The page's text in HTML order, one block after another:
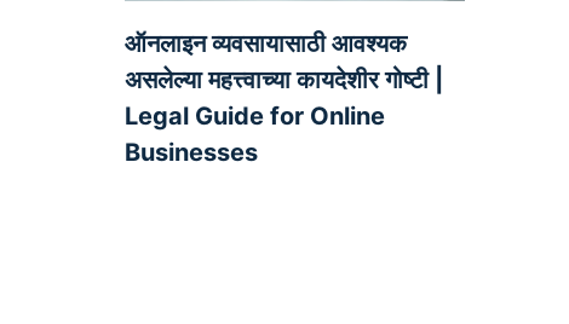
ऑनलाइन व्यवसायासाठी आवश्यक
असलेल्या महत्त्वाच्या कायदेशीर गोष्टी |
Legal Guide for Online
Businesses